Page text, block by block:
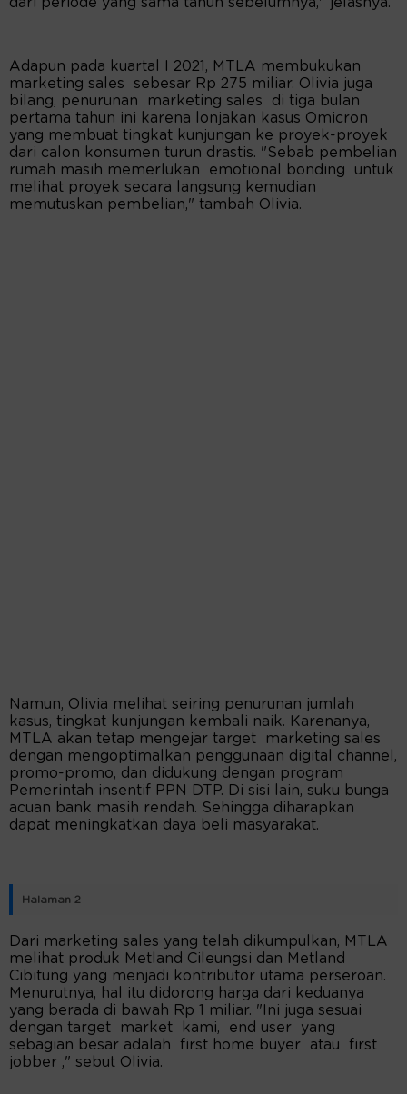
Adapun pada kuartal I 2021, MTLA membukukan
marketing sales sebesar Rp 275 miliar. Olivia juga
bilang, penurunan marketing sales di tiga bulan
pertama tahun ini karena lonjakan kasus Omicron
yang membuat tingkat kunjungan ke proyek-proyek
dari calon konsumen turun drastis. "Sebab pembelian
rumah masih memerlukan emotional bonding untuk
melihat proyek secara langsung kemudian
memutuskan pembelian," tambah Olivia.
Namun, Olivia melihat seiring penurunan jumlah
kasus, tingkat kunjungan kembali naik. Karenanya,
MTLA akan tetap mengejar target marketing sales
dengan mengoptimalkan penggunaan digital channel,
promo-promo, dan didukung dengan program
Pemerintah insentif PPN DTP. Di sisi lain, suku bunga
acuan bank masih rendah. Sehingga diharapkan
dapat meningkatkan daya beli masyarakat.
Halaman 2
Dari marketing sales yang telah dikumpulkan, MTLA
melihat produk Metland Cileungsi dan Metland
Cibitung yang menjadi kontributor utama perseroan.
Menurutnya, hal itu didorong harga dari keduanya
yang berada di bawah Rp 1 miliar. "Ini juga sesuai
dengan target market kami, end user yang
sebagian besar adalah first home buyer atau first
jobber ," sebut Olivia.